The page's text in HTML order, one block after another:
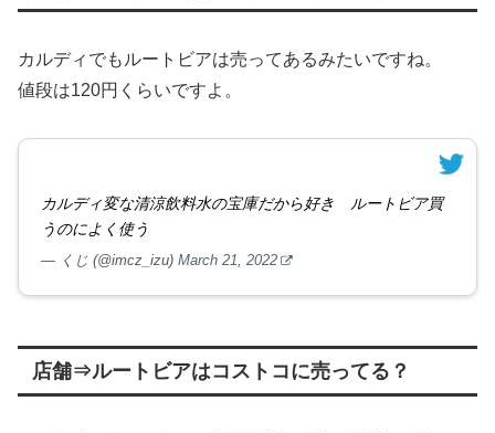
カルディでもルートビアは売ってあるみたいですね。
値段は120円くらいですよ。
カルディ変な清涼飲料水の宝庫だから好き ルートビア買
うのによく使う
— くじ (@imcz_izu) March 21, 2022
店舗⇒ルートビアはコストコに売ってる？